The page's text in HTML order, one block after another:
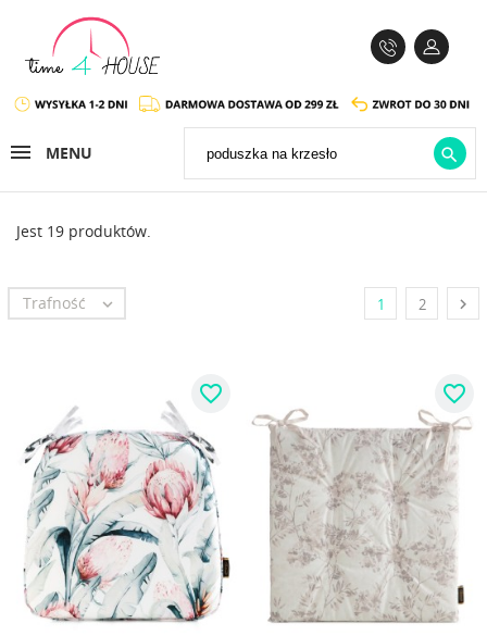
MENU 
Jest 19 produktów.
Trafność  1 2 
favorite_border favorite_border